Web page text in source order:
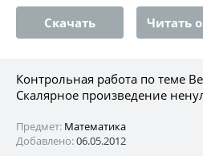
Скачать Читать
Контрольная работа по теме
Скалярное произведение
Предмет: Математика
Добавлено:06.05.2012